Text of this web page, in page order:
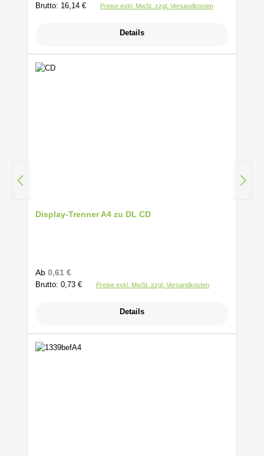
Brutto: 16,14 € Preise exkl. MwSt. zzgl. Versandkosten
Details
Display-Trenner A4 zu DL CD
Regulärer Preis:
Ab 0,61 €
Brutto: 0,73 € Preise exkl. MwSt. zzgl. Versandkosten
Details